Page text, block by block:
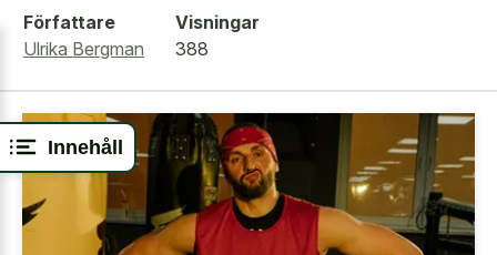
Innehåll
Författare
Ulrika Bergman
Visningar
388